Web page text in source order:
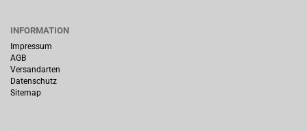
INFORMATION
Impressum
AGB
Versandarten
Datenschutz
Sitemap